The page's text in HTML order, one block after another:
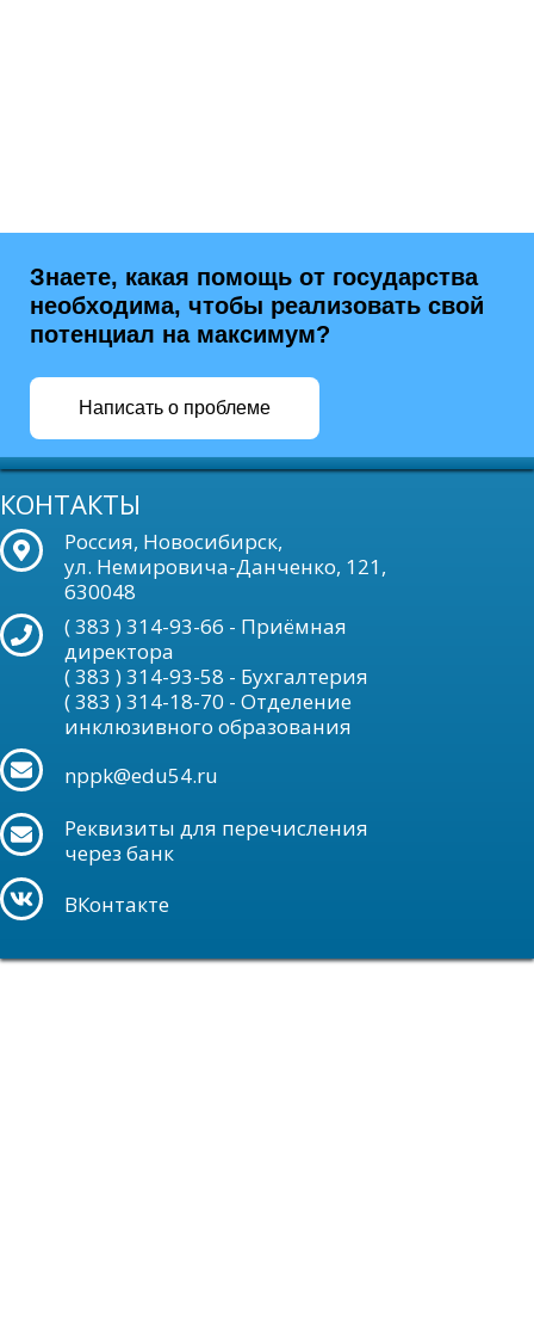
Знаете, какая помощь от государства
необходима, чтобы реализовать свой
потенциал на максимум?
Написать о проблеме
КОНТАКТЫ
Россия, Новосибирск,
ул. Немировича-Данченко, 121,
630048
( 383 ) 314-93-66 - Приёмная
директора
( 383 ) 314-93-58 - Бухгалтерия
( 383 ) 314-18-70 - Отделение
инклюзивного образования
nppk@edu54.ru
Реквизиты для перечисления
через банк
ВКонтакте